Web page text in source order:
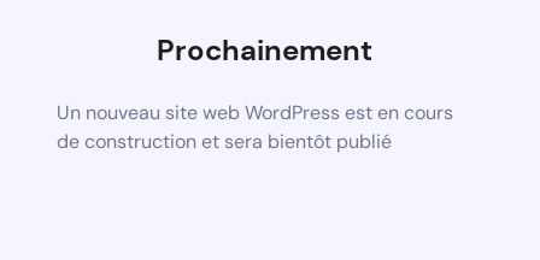
Prochainement
Un nouveau site web WordPress est en cours
de construction et sera bientôt publié